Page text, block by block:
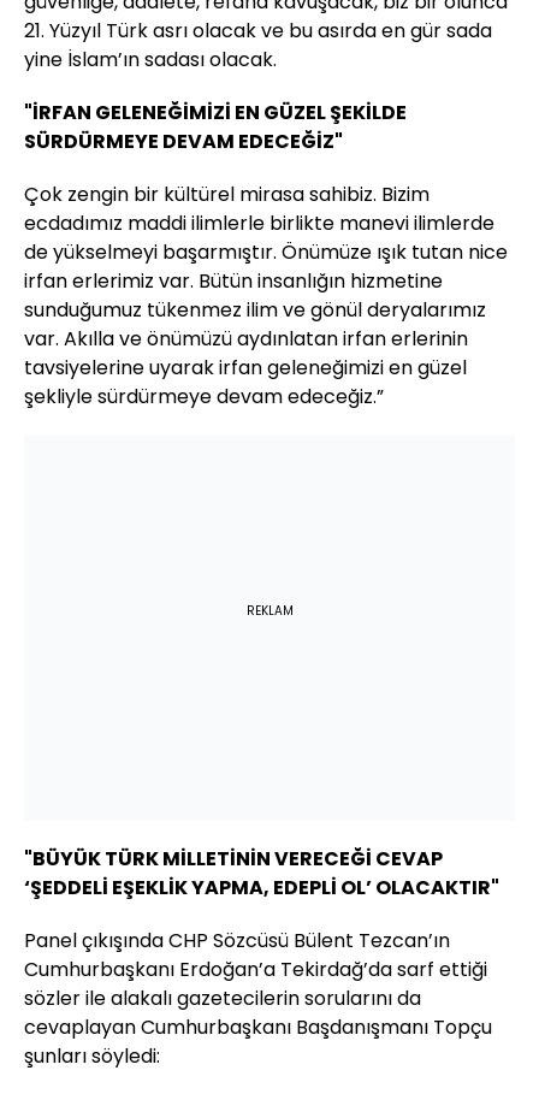
21. Yüzyıl Türk asrı olacak ve bu asırda en gür sada
yine İslam’ın sadası olacak.
"İRFAN GELENEĞİMİZİ EN GÜZEL ŞEKİLDE
SÜRDÜRMEYE DEVAM EDECEĞİZ"
Çok zengin bir kültürel mirasa sahibiz. Bizim
ecdadımız maddi ilimlerle birlikte manevi ilimlerde
de yükselmeyi başarmıştır. Önümüze ışık tutan nice
irfan erlerimiz var. Bütün insanlığın hizmetine
sunduğumuz tükenmez ilim ve gönül deryalarımız
var. Akılla ve önümüzü aydınlatan irfan erlerinin
tavsiyelerine uyarak irfan geleneğimizi en güzel
şekliyle sürdürmeye devam edeceğiz.”
REKLAM
"BÜYÜK TÜRK MİLLETİNİN VERECEĞİ CEVAP
‘ŞEDDELİ EŞEKLİK YAPMA, EDEPLİ OL’ OLACAKTIR"
Panel çıkışında CHP Sözcüsü Bülent Tezcan’ın
Cumhurbaşkanı Erdoğan’a Tekirdağ’da sarf ettiği
sözler ile alakalı gazetecilerin sorularını da
cevaplayan Cumhurbaşkanı Başdanışmanı Topçu
şunları söyledi: